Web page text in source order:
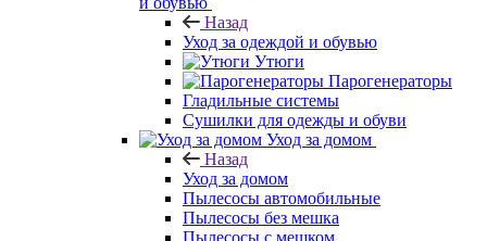
Назад
Уход за одеждой и обувью
Утюги
Парогенераторы
Гладильные системы
Сушилки для одежды и обуви
Уход за домом
Назад
Уход за домом
Пылесосы автомобильные
Пылесосы без мешка
Пылесосы с мешком